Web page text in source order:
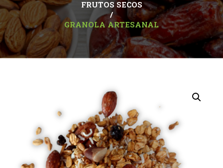
FRUTOS SECOS
/
GRANOLA ARTESANAL